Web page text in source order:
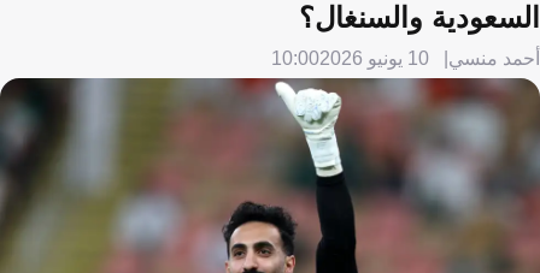
السعودية والسنغال؟
أحمد منسي 10 يونيو 2026 10:00